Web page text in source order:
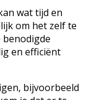
wat tijd en
om het zelf te
en efficiënt
bijvoorbeeld